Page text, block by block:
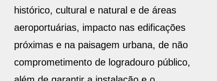
histórico, cultural e natural e de áreas
aeroportuárias, impacto nas edificações
próximas e na paisagem urbana, de não
comprometimento de logradouro público,